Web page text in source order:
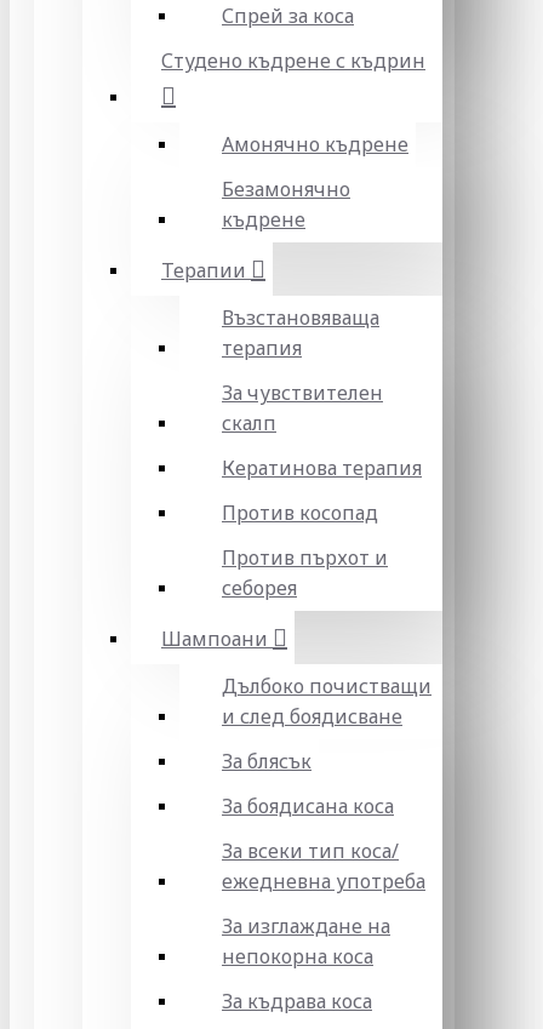
Спрей за коса
Студено къдрене с къдрин
Амонячно къдрене
Безамонячно
къдрене
Терапии
Възстановяваща
терапия
За чувствителен
скалп
Кератинова терапия
Против косопад
Против пърхот и
себорея
Шампоани
Дълбоко почистващи
и след боядисване
За блясък
За боядисана коса
За всеки тип коса/
ежедневна употреба
За изглаждане на
непокорна коса
За къдрава коса